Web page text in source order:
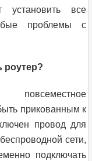
установить все
проблемы с
роутер?
прикованным к
провод для
сети,
подключать